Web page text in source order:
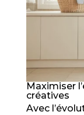
Maximiser
créatives
Avec